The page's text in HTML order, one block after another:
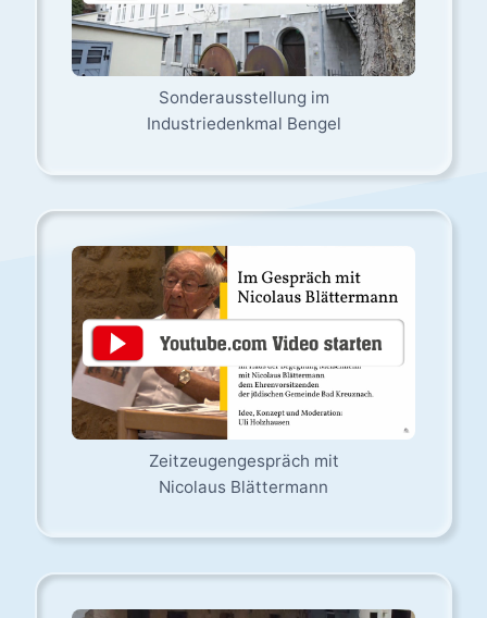
Sonderausstellung im
Industriedenkmal Bengel
Zeitzeugengespräch mit
Nicolaus Blättermann